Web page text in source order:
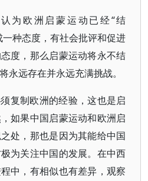
为欧洲启蒙运动已经“结
种态度，有社会批评和促进
度，那么启蒙运动将永不结
永远存在并永远充满挑战。
复制欧洲的经验，这也是启
如果中国启蒙运动和欧洲启
处，那也是因为其能给中国
为关注中国的发展。在中西
中，有相似也有差异，观察